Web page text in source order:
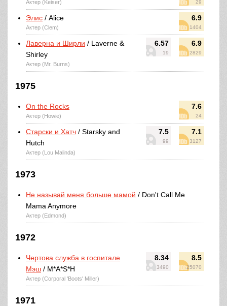
29
Актер (Keiser)
6.9
1404
Элис / Alice
Актер (Clem)
6.57
19
6.9
2829
Лаверна и Ширли / Laverne &
Shirley
Актер (Mr. Burns)
1975
7.6
24
On the Rocks
Актер (Howie)
7.5
99
7.1
3127
Старски и Хатч / Starsky and
Hutch
Актер (Lou Malinda)
1973
Не называй меня больше мамой / Don't Call Me
Mama Anymore
Актер (Edmond)
1972
8.34
3490
8.5
25070
Чертова служба в госпитале
Мэш / M*A*S*H
Актер (Corporal 'Boots' Miller)
1971